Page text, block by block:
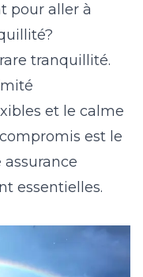
pour aller à
tranquillité.
et le calme
est le
assurance
essentielles.